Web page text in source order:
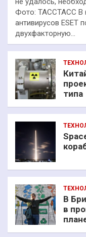
Фото: ТАССТАСС В
антивирусов ESET
двухфакторную…
типа
В
в